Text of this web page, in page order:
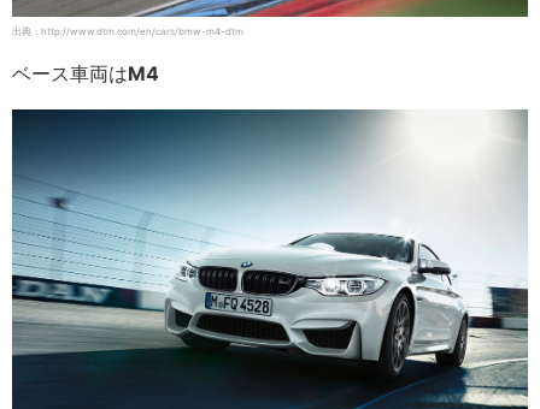
出典：http://www.dtm.com/en/cars/bmw-m4-dtm
ベース車両はM4